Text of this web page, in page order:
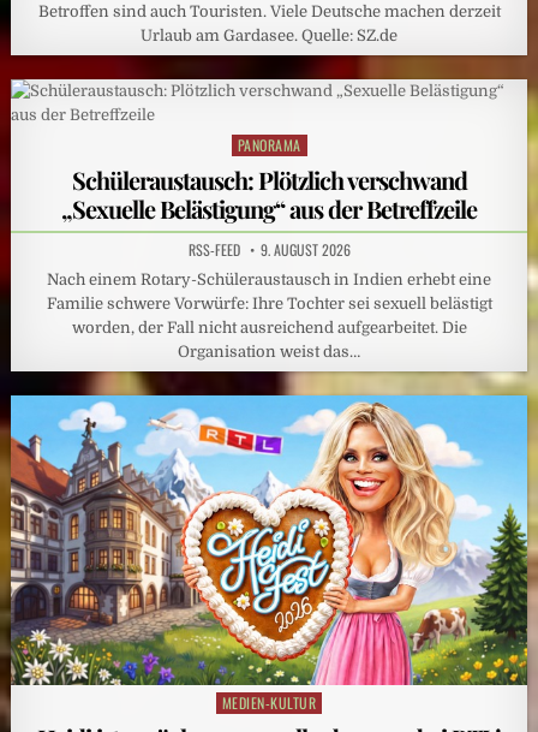
Betroffen sind auch Touristen. Viele Deutsche machen derzeit
Urlaub am Gardasee. Quelle: SZ.de
Posted
in
PANORAMA
Schüleraustausch: Plötzlich verschwand
„Sexuelle Belästigung“ aus der Betreffzeile
RSS-FEED 9. AUGUST 2026
Nach einem Rotary-Schüleraustausch in Indien erhebt eine
Familie schwere Vorwürfe: Ihre Tochter sei sexuell belästigt
worden, der Fall nicht ausreichend aufgearbeitet. Die
Organisation weist das…
Posted
MEDIEN-KULTUR